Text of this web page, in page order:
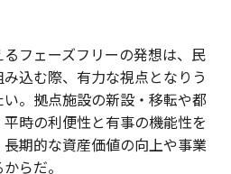
フェーズフリーの発想は、民
込む際、有力な視点となりう
。拠点施設の新設・移転や都
時の利便性と有事の機能性を
期的な資産価値の向上や事業
らだ。